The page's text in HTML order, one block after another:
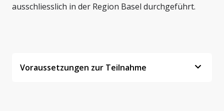
ausschliesslich in der Region Basel durchgeführt.
Voraussetzungen zur Teilnahme